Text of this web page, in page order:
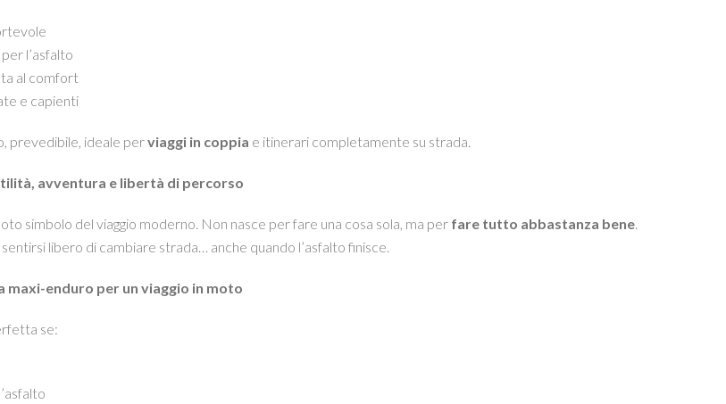
l’asfalto
al comfort
e capienti
prevedibile, ideale perviaggi in coppia e itinerari completamente su strada.
avventura e libertà di percorso
simbolo del viaggio moderno. Non nasce per fare una cosa sola, ma per fare tutto abbastanza bene.
libero di cambiare strada… anche quando l’asfalto finisce.
maxi-enduro per un viaggio in moto
se: